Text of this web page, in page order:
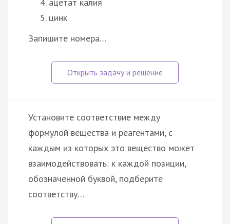
цинк
Запишите номера…
Установите соответствие между
формулой вещества и реагентами, с
каждым из которых это вещество может
взаимодействовать: к каждой позиции,
обозначенной буквой, подберите
соответству…